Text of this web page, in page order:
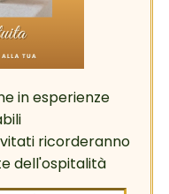
in esperienze
ricorderanno
dell'ospitalità